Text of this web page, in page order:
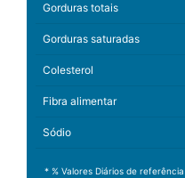
Gorduras totais
Gorduras saturadas
Colesterol
Fibra alimentar
Sódio
* % Valores Diários de